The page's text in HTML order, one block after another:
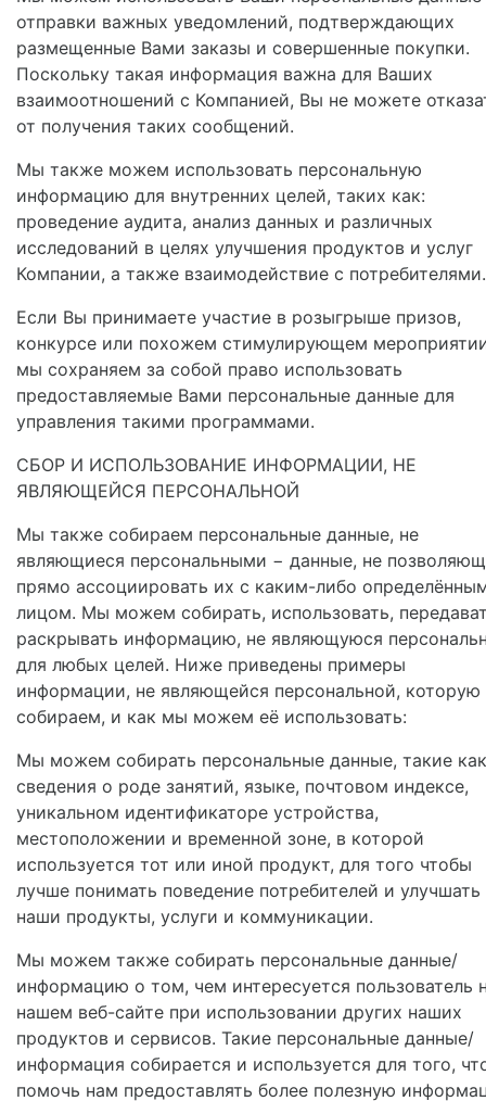
отправки важных уведомлений, подтверждающих
размещенные Вами заказы и совершенные покупки.
Поскольку такая информация важна для Ваших
взаимоотношений с Компанией, Вы не можете
от получения таких сообщений.
Мы также можем использовать персональную
информацию для внутренних целей, таких как:
проведение аудита, анализ данных и различных
исследований в целях улучшения продуктов и услуг
Компании, а также взаимодействие с потребителями.
Если Вы принимаете участие в розыгрыше призов,
конкурсе или похожем стимулирующем
мы сохраняем за собой право использовать
предоставляемые Вами персональные данные для
управления такими программами.
СБОР И ИСПОЛЬЗОВАНИЕ ИНФОРМАЦИИ, НЕ
ЯВЛЯЮЩЕЙСЯ ПЕРСОНАЛЬНОЙ
Мы также собираем персональные данные, не
являющиеся персональными − данные, не
прямо ассоциировать их с каким-либо
лицом. Мы можем собирать, использовать,
раскрывать информацию, не являющуюся
для любых целей. Ниже приведены примеры
информации, не являющейся персональной,
собираем, и как мы можем её использовать:
Мы можем собирать персональные данные, такие
сведения о роде занятий, языке, почтовом индексе,
уникальном идентификаторе устройства,
местоположении и временной зоне, в которой
используется тот или иной продукт, для того чтобы
лучше понимать поведение потребителей и улучшать
наши продукты, услуги и коммуникации.
Мы можем также собирать персональные данные/
информацию о том, чем интересуется пользователь
нашем веб-сайте при использовании других наших
продуктов и сервисов. Такие персональные данные/
информация собирается и используется для того,
помочь нам предоставлять более полезную